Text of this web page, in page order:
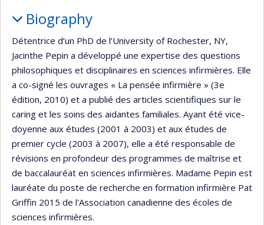
Biography
Détentrice d’un PhD de l’University of Rochester, NY,
Jacinthe Pepin a développé une expertise des questions
philosophiques et disciplinaires en sciences infirmières. Elle
a co-signé les ouvrages « La pensée infirmière » (3e
édition, 2010) et a publié des articles scientifiques sur le
caring et les soins des aidantes familiales. Ayant été vice-
doyenne aux études (2001 à 2003) et aux études de
premier cycle (2003 à 2007), elle a été responsable de
révisions en profondeur des programmes de maîtrise et
de baccalauréat en sciences infirmières. Madame Pepin est
lauréate du poste de recherche en formation infirmière Pat
Griffin 2015 de l'Association canadienne des écoles de
sciences infirmières.